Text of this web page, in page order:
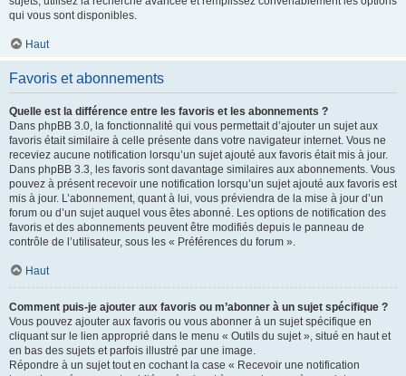
qui vous sont disponibles.
Haut
Favoris et abonnements
Quelle est la différence entre les favoris et les abonnements ?
Dans phpBB 3.0, la fonctionnalité qui vous permettait d’ajouter un sujet aux
favoris était similaire à celle présente dans votre navigateur internet. Vous ne
receviez aucune notification lorsqu’un sujet ajouté aux favoris était mis à jour.
Dans phpBB 3.3, les favoris sont davantage similaires aux abonnements. Vous
pouvez à présent recevoir une notification lorsqu’un sujet ajouté aux favoris est
mis à jour. L’abonnement, quant à lui, vous préviendra de la mise à jour d’un
forum ou d’un sujet auquel vous êtes abonné. Les options de notification des
favoris et des abonnements peuvent être modifiés depuis le panneau de
contrôle de l’utilisateur, sous les « Préférences du forum ».
Haut
Comment puis-je ajouter aux favoris ou m’abonner à un sujet spécifique ?
Vous pouvez ajouter aux favoris ou vous abonner à un sujet spécifique en
cliquant sur le lien approprié dans le menu « Outils du sujet », situé en haut et
en bas des sujets et parfois illustré par une image.
Répondre à un sujet tout en cochant la case « Recevoir une notification